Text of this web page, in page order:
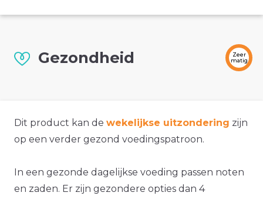
Gezondheid
Zeer
matig
Dit product kan de wekelijkse uitzondering zijn
op een verder gezond voedingspatroon.
In een gezonde dagelijkse voeding passen noten
en zaden. Er zijn gezondere opties dan 4